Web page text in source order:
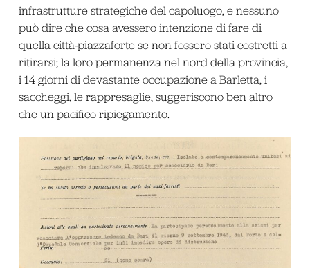
infrastrutture strategiche del capoluogo, e nessuno
può dire che cosa avessero intenzione di fare di
quella città-piazzaforte se non fossero stati costretti a
ritirarsi; la loro permanenza nel nord della provincia,
i 14 giorni di devastante occupazione a Barletta, i
saccheggi, le rappresaglie, suggeriscono ben altro
che un pacifico ripiegamento.